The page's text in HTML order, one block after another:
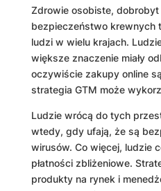
Zdrowie osobiste, dobrobyt
bezpieczeństwo krewnych
ludzi w wielu krajach.
większe znaczenie miały
oczywiście zakupy online
strategia GTM może
Ludzie wrócą do tych
wtedy, gdy ufają, że są
wirusów. Co więcej, ludzie
płatności zbliżeniowe.
produkty na rynek i